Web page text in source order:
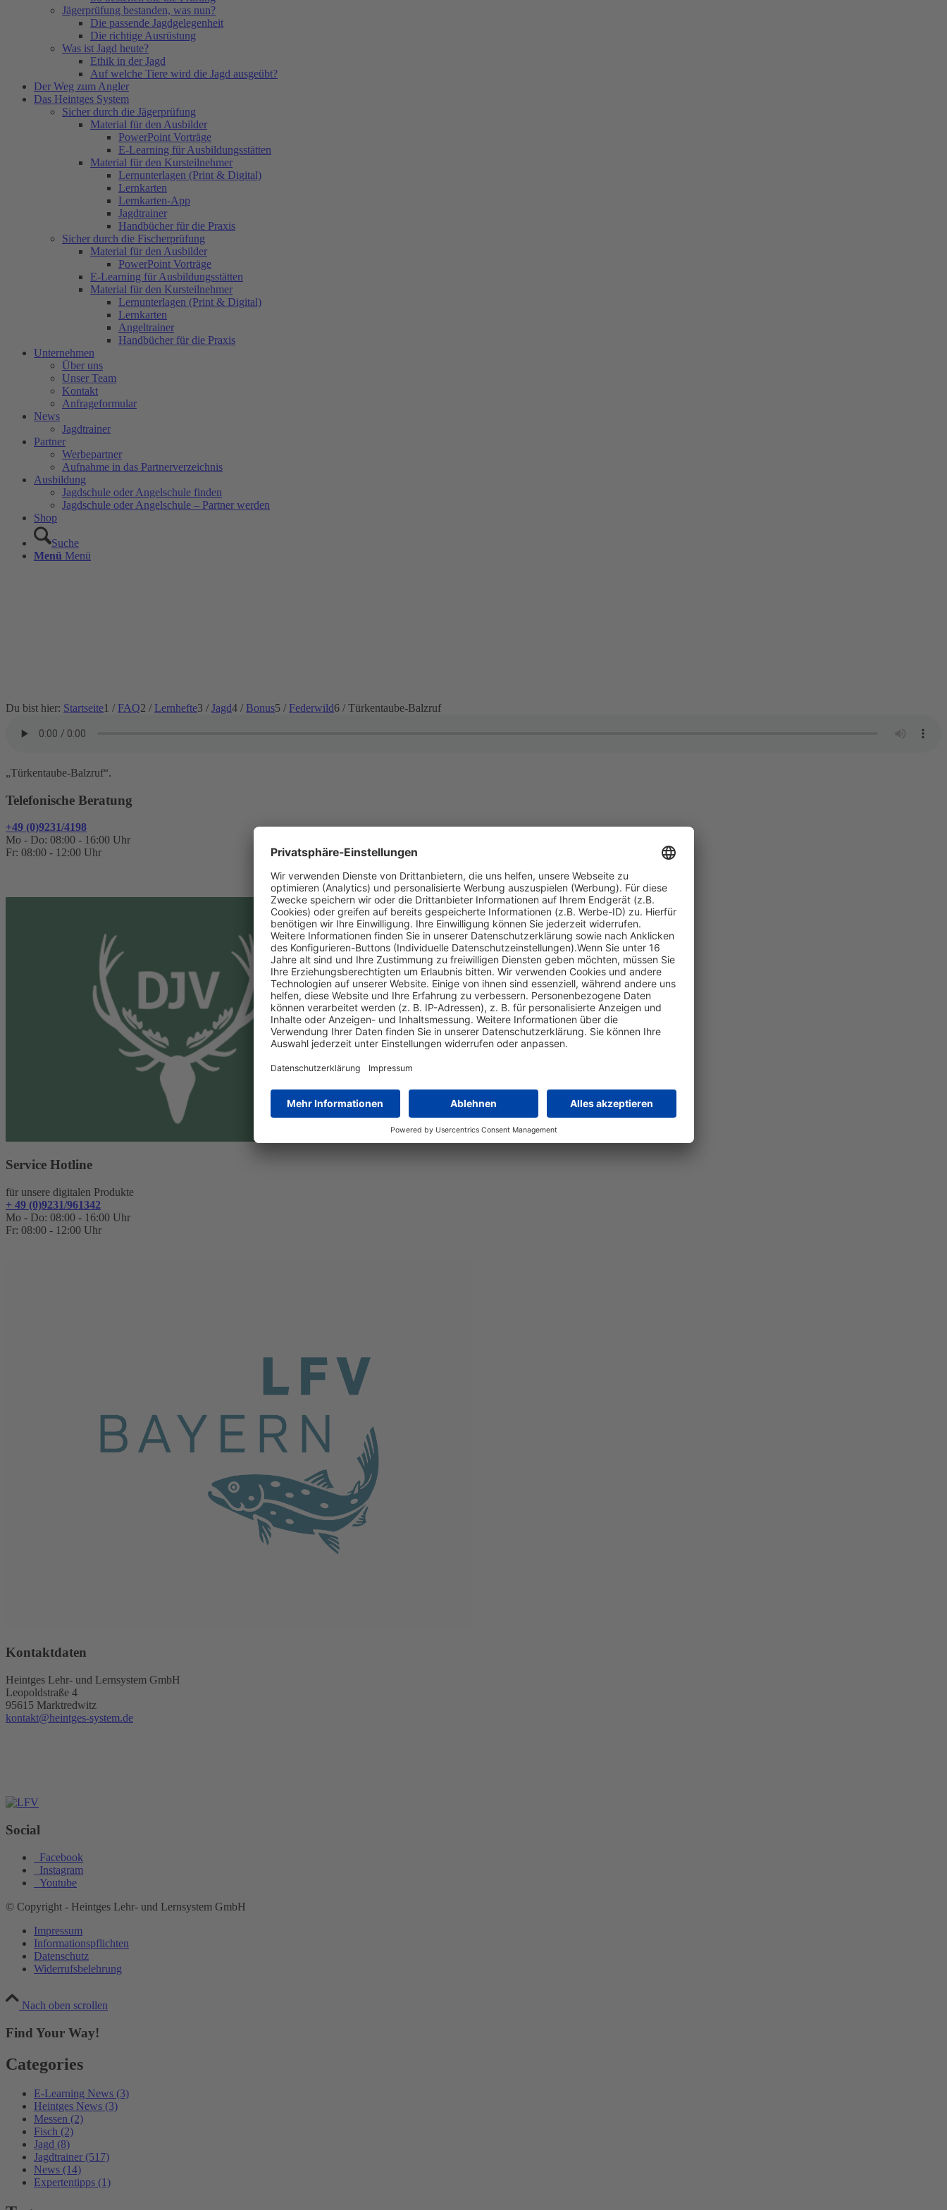
Jägerprüfung bestanden, was nun?
Die passende Jagdgelegenheit
Die richtige Ausrüstung
Was ist Jagd heute?
Ethik in der Jagd
Auf welche Tiere wird die Jagd ausgeübt?
Der Weg zum Angler
Das Heintges System
Sicher durch die Jägerprüfung
Material für den Ausbilder
PowerPoint Vorträge
E-Learning für Ausbildungsstätten
Material für den Kursteilnehmer
Lernunterlagen (Print & Digital)
Lernkarten
Lernkarten-App
Jagdtrainer
Handbücher für die Praxis
Sicher durch die Fischerprüfung
Material für den Ausbilder
PowerPoint Vorträge
E-Learning für Ausbildungsstätten
Material für den Kursteilnehmer
Lernunterlagen (Print & Digital)
Lernkarten
Angeltrainer
Handbücher für die Praxis
Unternehmen
Über uns
Unser Team
Kontakt
Anfrageformular
News
Jagdtrainer
Partner
Werbepartner
Aufnahme in das Partnerverzeichnis
Ausbildung
Jagdschule oder Angelschule finden
Jagdschule oder Angelschule – Partner werden
Shop
Suche
Menü Menü
Du bist hier: Startseite1 / FAQ2 / Lernhefte3 / Jagd4 / Bonus5 / Federwild6 / Türkentaube-Balzruf
„Türkentaube-Balzruf“.
Telefonische Beratung
+49 (0)9231/4198
Mo - Do: 08:00 - 16:00 Uhr
Fr: 08:00 - 12:00 Uhr
Service Hotline
für unsere digitalen Produkte
+ 49 (0)9231/961342
Mo - Do: 08:00 - 16:00 Uhr
Fr: 08:00 - 12:00 Uhr
Kontaktdaten
Heintges Lehr- und Lernsystem GmbH
Leopoldstraße 4
95615 Marktredwitz
kontakt@heintges-system.de
Social
Facebook
Instagram
Youtube
© Copyright - Heintges Lehr- und Lernsystem GmbH
Impressum
Informationspflichten
Datenschutz
Widerrufsbelehrung
Nach oben scrollen
Find Your Way!
Categories
E-Learning News (3)
Heintges News (3)
Messen (2)
Fisch (2)
Jagd (8)
Jagdtrainer (517)
News (14)
Expertentipps (1)